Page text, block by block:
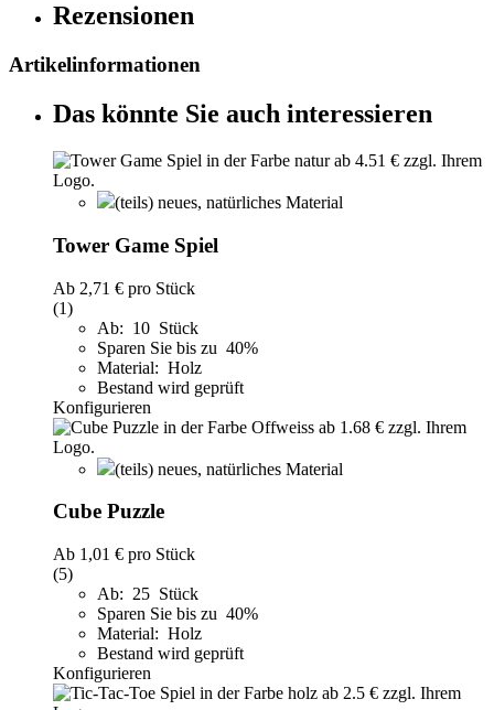
Rezensionen
Artikelinformationen
Das könnte Sie auch interessieren
(teils) neues, natürliches Material
Tower Game Spiel
Ab 2,71 € pro Stück
(1)
Ab: 10 Stück
Sparen Sie bis zu 40%
Material: Holz
Bestand wird geprüft
Konfigurieren
(teils) neues, natürliches Material
Cube Puzzle
Ab 1,01 € pro Stück
(5)
Ab: 25 Stück
Sparen Sie bis zu 40%
Material: Holz
Bestand wird geprüft
Konfigurieren